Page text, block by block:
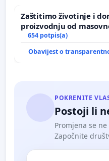
Zaštitimo životinje i
proizvodnju od
uništavanja zbog
kuge
654 potpis(a)
Obavijest o
POKRENITE
Postoji li
Promjena se
Započnite